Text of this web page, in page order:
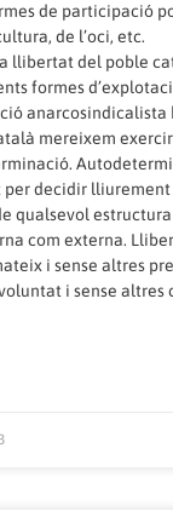
de participació
de l’oci, etc.
llibertat del poble
formes
anarcosindicalista
mereixem
decidir
qualsevol
com externa.
i sense altres
i sense altres